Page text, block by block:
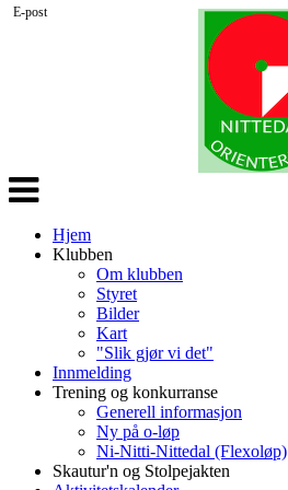
Veksle
navigasjon
Hjem
Klubben
Om klubben
Styret
Bilder
Kart
"Slik gjør vi det"
Innmelding
Trening og konkurranse
Generell informasjon
Ny på o-løp
Ni-Nitti-Nittedal (Flexoløp)
Skautur'n og Stolpejakten
E-post